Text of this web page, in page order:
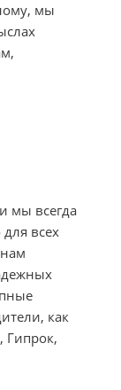
мы
мы всегда
всех
как
Гипрок,